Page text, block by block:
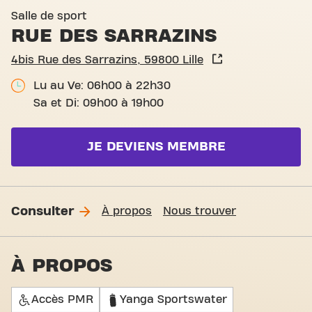
Salle de sport
RUE DES SARRAZINS
4bis Rue des Sarrazins, 59800 Lille
Lu au Ve: 06h00 à 22h30
Sa et Di: 09h00 à 19h00
JE DEVIENS MEMBRE
Consulter À propos Nous trouver
À PROPOS
Accès PMR Yanga Sportswater